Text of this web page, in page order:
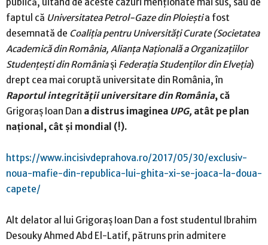
publică, uitând de aceste cazuri menţionate mai sus, sau de
faptul că Universitatea Petrol-Gaze din Ploieştia fost
desemnată de Coaliţia pentru Universităţi Curate (Societatea
Academică din România, Alianţa Naţională a Organizaţiilor
Studenţeşti din Româniaşi Federaţia Studenţilor din Elveţia)
drept cea mai coruptă universitate din România, în
Raportul integrităţii universitare din România, că
Grigoraş Ioan Dan a distrus imaginea UPG, atât pe plan
naţional, cât şi mondial (!).
https://www.incisivdeprahova.ro/2017/05/30/exclusiv-
noua-mafie-din-republica-lui-ghita-xi-se-joaca-la-doua-
capete/
Alt delator al lui Grigoraş Ioan Dan a fost studentul Ibrahim
Desouky Ahmed Abd El-Latif, pătruns prin admitere